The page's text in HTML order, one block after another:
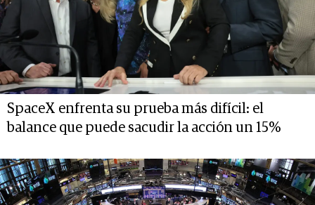
SpaceX enfrenta su prueba más difícil: el
balance que puede sacudir la acción un 15%